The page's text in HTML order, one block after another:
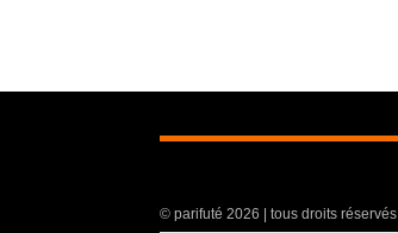
© parifuté 2026 | tous droits réservés